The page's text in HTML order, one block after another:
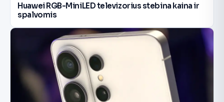
Huawei RGB-MiniLED televizorius stebina kaina ir
spalvomis